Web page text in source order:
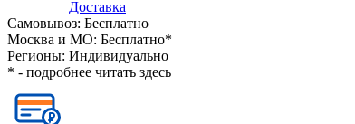
Доставка
Самовывоз: Бесплатно
Москва и МО: Бесплатно*
Регионы: Индивидуально
* - подробнее читать здесь